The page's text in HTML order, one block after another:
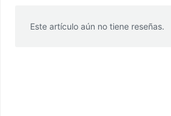
Este artículo aún no tiene reseñas.